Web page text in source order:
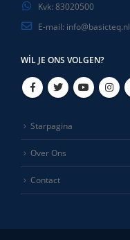
Kvk: 83020500
E-mail: info@basicteq.nl
WIL JE ONS VOLGEN?
Starpagina
Over Ons
Contact